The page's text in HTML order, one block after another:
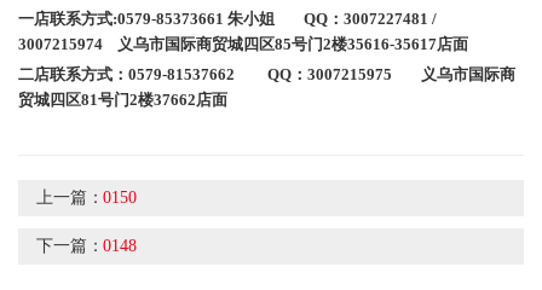
一店联系方式:0579-85373661 朱小姐 QQ ： 3007227481 /
3007215974
义乌市国际商贸城四区85号门2楼35616-35617店面
二店联系方式： 0579-81537662 QQ：3007215975
义乌市国际商
贸城四区81号门2楼37662店面
上一篇：0150
下一篇：0148